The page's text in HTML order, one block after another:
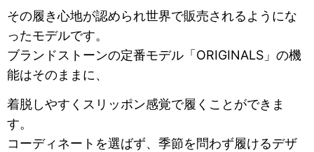
その履き心地が認められ世界で販売されるようにな
ったモデルです。
ブランドストーンの定番モデル「ORIGINALS」の機
能はそのままに、
着脱しやすくスリッポン感覚で履くことができま
す。
コーディネートを選ばず、季節を問わず履けるデザ